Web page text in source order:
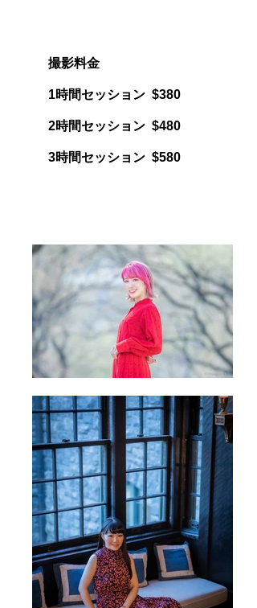
撮影料金
1時間セッション $380
2時間セッション $480
3時間セッション $580​